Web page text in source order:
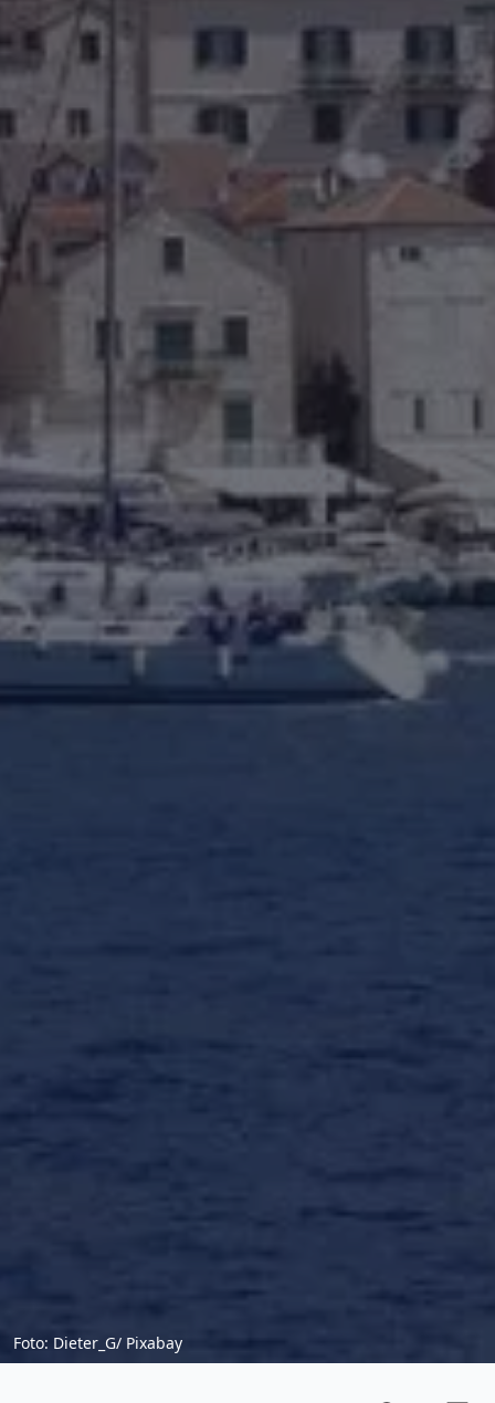
Foto: Dieter_G/ Pixabay